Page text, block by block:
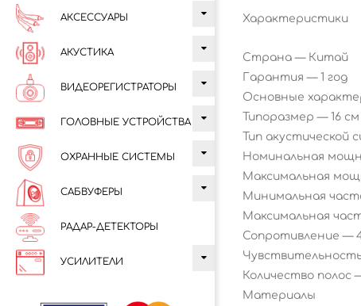
АКСЕССУАРЫ
АКУСТИКА
ВИДЕОРЕГИСТРАТОРЫ
ГОЛОВНЫЕ УСТРОЙСТВА
ОХРАННЫЕ СИСТЕМЫ
САБВУФЕРЫ
РАДАР-ДЕТЕКТОРЫ
УСИЛИТЕЛИ
Характеристики
Страна — Китай
Гарантия — 1 год
Основные
Типоразмер — 16 см
Тип акустической
Номинальная
Максимальная
Минимальная
Максимальная
Сопротивление —
Количество полос
Материалы